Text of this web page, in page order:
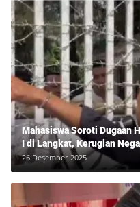
Mahasiswa Soroti Dugaan
I di Langkat, Kerugian
26 Desember 2025